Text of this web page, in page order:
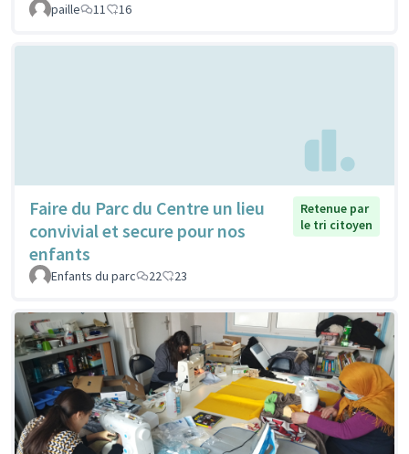
paille 11 16
Faire du Parc du Centre un lieu
convivial et secure pour nos
enfants
Retenue par
le tri citoyen
Enfants du parc 22 23